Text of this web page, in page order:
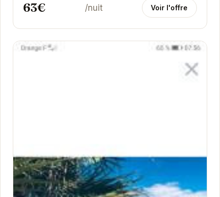
63€ /nuit Voir l'offre